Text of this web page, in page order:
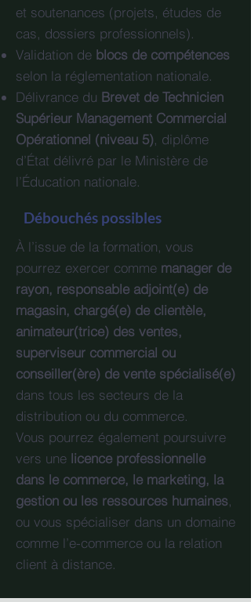
et soutenances (projets, études de
cas, dossiers professionnels).
Validation de blocs de compétences
selon la réglementation nationale.
Délivrance du Brevet de Technicien
Supérieur Management Commercial
Opérationnel (niveau 5), diplôme
d’État délivré par le Ministère de
l’Éducation nationale.
Débouchés possibles
À l’issue de la formation, vous
pourrez exercer comme manager de
rayon, responsable adjoint(e) de
magasin, chargé(e) de clientèle,
animateur(trice) des ventes,
superviseur commercial ou
conseiller(ère) de vente spécialisé(e)
dans tous les secteurs de la
distribution ou du commerce.
Vous pourrez également poursuivre
vers une licence professionnelle
dans le commerce, le marketing, la
gestion ou les ressources humaines,
ou vous spécialiser dans un domaine
comme l’e-commerce ou la relation
client à distance.